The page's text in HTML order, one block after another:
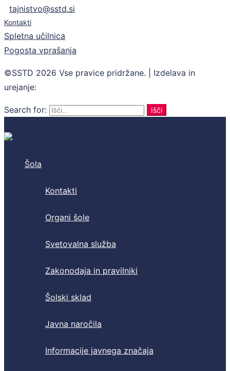
tajnistvo@sstd.si
Kontakti
Spletna učilnica
Pogosta vprašanja
©SSTD 2026 Vse pravice pridržane. | Izdelava in
urejanje:
Search for: Išči
Šola
Kontakti
Organi šole
Svetovalna služba
Zakonodaja in pravilniki
Šolski sklad
Javna naročila
Informacije javnega značaja